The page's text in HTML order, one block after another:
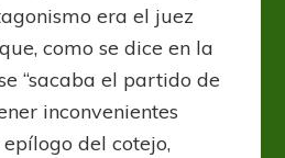
era el juez
como se dice en la
“sacaba el partido de
inconvenientes
del cotejo,